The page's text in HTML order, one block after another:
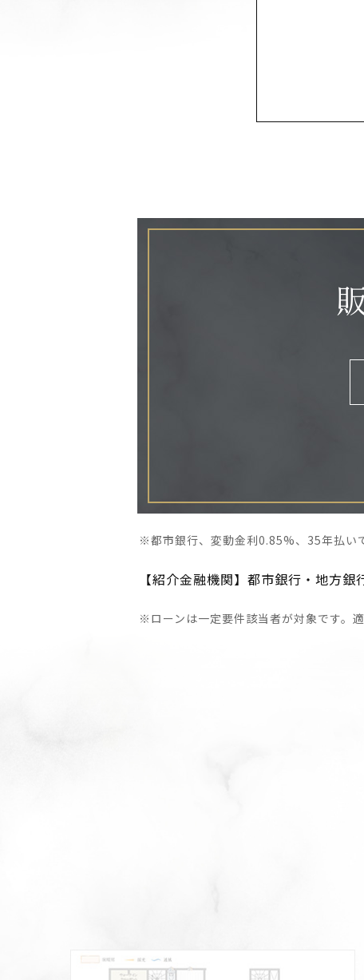
※都市銀行、変動金利0.85%、35年払い
【紹介金融機関】都市銀行・地方
※ローンは一定要件該当者が対象です。